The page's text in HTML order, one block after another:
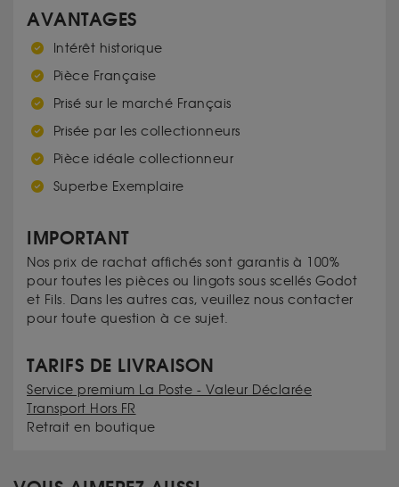
AVANTAGES
Intérêt historique
Pièce Française
Prisé sur le marché Français
Prisée par les collectionneurs
Pièce idéale collectionneur
Superbe Exemplaire
IMPORTANT
Nos prix de rachat affichés sont garantis à 100%
pour toutes les pièces ou lingots sous scellés Godot
et Fils. Dans les autres cas, veuillez nous contacter
pour toute question à ce sujet.
TARIFS DE LIVRAISON
Service premium La Poste - Valeur Déclarée
Transport Hors FR
Retrait en boutique